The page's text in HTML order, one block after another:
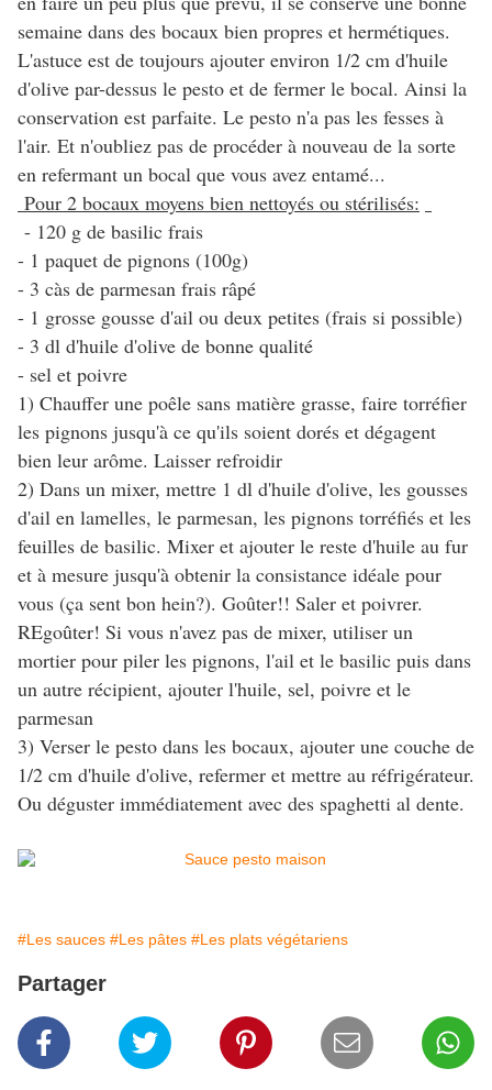
semaine dans des bocaux bien propres et hermétiques.
L'astuce est de toujours ajouter environ 1/2 cm d'huile
d'olive par-dessus le pesto et de fermer le bocal. Ainsi la
conservation est parfaite. Le pesto n'a pas les fesses à
l'air. Et n'oubliez pas de procéder à nouveau de la sorte
en refermant un bocal que vous avez entamé...
Pour 2 bocaux moyens bien nettoyés ou stérilisés:
- 120 g de basilic frais
- 1 paquet de pignons (100g)
- 3 càs de parmesan frais râpé
- 1 grosse gousse d'ail ou deux petites (frais si possible)
- 3 dl d'huile d'olive de bonne qualité
- sel et poivre
1) Chauffer une poêle sans matière grasse, faire torréfier
les pignons jusqu'à ce qu'ils soient dorés et dégagent
bien leur arôme. Laisser refroidir
2) Dans un mixer, mettre 1 dl d'huile d'olive, les gousses
d'ail en lamelles, le parmesan, les pignons torréfiés et les
feuilles de basilic. Mixer et ajouter le reste d'huile au fur
et à mesure jusqu'à obtenir la consistance idéale pour
vous (ça sent bon hein?). Goûter!! Saler et poivrer.
REgoûter! Si vous n'avez pas de mixer, utiliser un
mortier pour piler les pignons, l'ail et le basilic puis dans
un autre récipient, ajouter l'huile, sel, poivre et le
parmesan
3) Verser le pesto dans les bocaux, ajouter une couche de
1/2 cm d'huile d'olive, refermer et mettre au réfrigérateur.
Ou déguster immédiatement avec des spaghetti al dente.
#Les sauces #Les pâtes #Les plats végétariens
Partager